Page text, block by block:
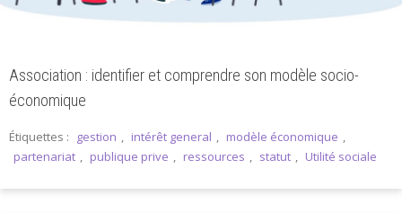
Association : identifier et comprendre son modèle socio-
économique
Étiquettes : gestion , intérêt general , modèle économique ,
partenariat , publique prive , ressources , statut , Utilité sociale